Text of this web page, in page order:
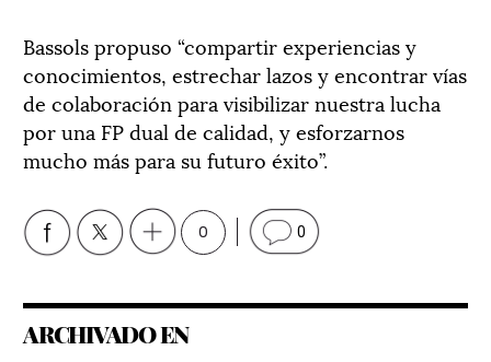
Bassols propuso “compartir experiencias y
conocimientos, estrechar lazos y encontrar vías
de colaboración para visibilizar nuestra lucha
por una FP dual de calidad, y esforzarnos
mucho más para su futuro éxito”.
0 0
ARCHIVADO EN